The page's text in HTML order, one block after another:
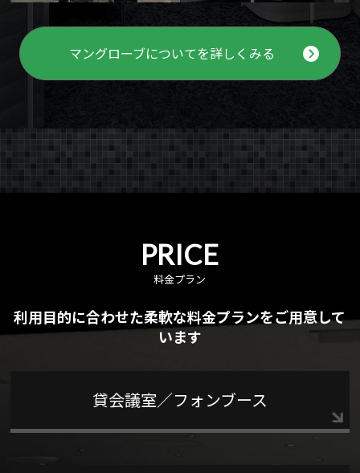
マングローブについてを詳しくみる
PRICE
料金プラン
利用目的に合わせた柔軟な料金プランをご用意して
います
貸会議室／フォンブース